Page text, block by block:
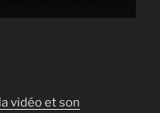
vidéo et son